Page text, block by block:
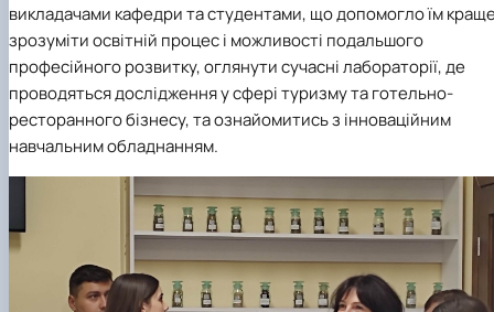
викладачами кафедри та студентами, що допомогло їм
зрозуміти освітній процес і можливості подальшого
професійного розвитку, оглянути сучасні лабораторії, де
проводяться дослідження у сфері туризму та готельно-
ресторанного бізнесу, та ознайомитись з інноваційним
навчальним обладнанням.